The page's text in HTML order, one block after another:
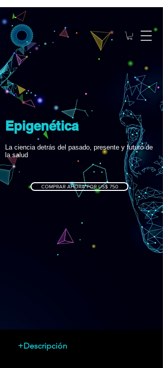
Epigenética
La ciencia detrás del pasado, presente y futuro de
la salud
COMPRAR AHORA POR US$ 750
+Descripción